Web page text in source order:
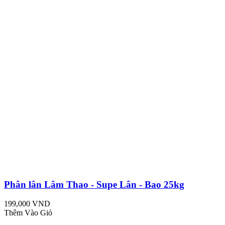
Phân lân Lâm Thao - Supe Lân - Bao 25kg
199,000 VND
Thêm Vào Giỏ